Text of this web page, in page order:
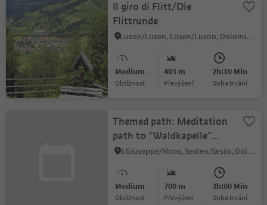
Il giro di Flitt/Die
Flittrunde
Luson/Lüsen, Lüsen/Luson, Dolomites Region Lüsen Villnöss
Medium
Obtížnost
403 m
Převýšení
2h:10 Min
doba trvání
Themed path: Meditation
path to "Waldkapelle"
chapel
S.Giuseppe/Moos, Sexten/Sesto, Dolomites Region 3 Zinnen
Medium
Obtížnost
700 m
Převýšení
3h:00 Min
doba trvání